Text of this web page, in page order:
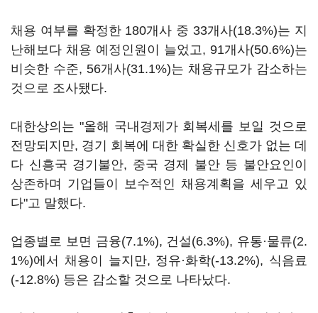
채용 여부를 확정한 180개사 중 33개사(18.3%)는 지
난해보다 채용 예정인원이 늘었고, 91개사(50.6%)는
비슷한 수준, 56개사(31.1%)는 채용규모가 감소하는
것으로 조사됐다.
대한상의는 "올해 국내경제가 회복세를 보일 것으로
전망되지만, 경기 회복에 대한 확실한 신호가 없는 데
다 신흥국 경기불안, 중국 경제 불안 등 불안요인이
상존하며 기업들이 보수적인 채용계획을 세우고 있
다"고 말했다.
업종별로 보면 금융(7.1%), 건설(6.3%), 유통·물류(2.
1%)에서 채용이 늘지만, 정유·화학(-13.2%), 식음료
(-12.8%) 등은 감소할 것으로 나타났다.